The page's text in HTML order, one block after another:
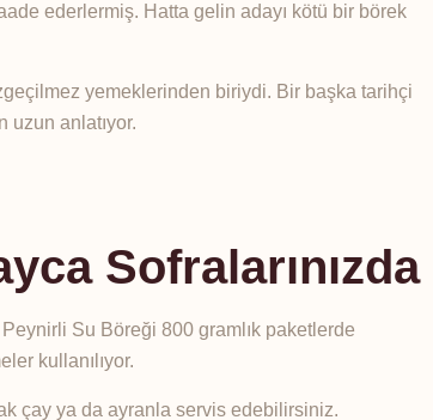
ederlermiş. Hatta gelin adayı kötü bir börek
yemeklerinden biriydi. Bir başka tarihçi
uzun anlatıyor.
Sofralarınızda
Su Böreği 800 gramlık paketlerde
kullanılıyor.
çay ya da ayranla servis edebilirsiniz.